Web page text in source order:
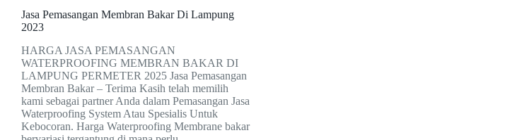
Jasa Pemasangan Membran Bakar Di Lampung
2023
HARGA JASA PEMASANGAN
WATERPROOFING MEMBRAN BAKAR DI
LAMPUNG PERMETER 2025 Jasa Pemasangan
Membran Bakar – Terima Kasih telah memilih
kami sebagai partner Anda dalam Pemasangan Jasa
Waterproofing System Atau Spesialis Untuk
Kebocoran. Harga Waterproofing Membrane bakar